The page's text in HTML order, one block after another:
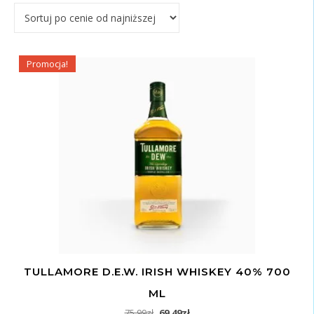
Promocja!
TULLAMORE D.E.W. IRISH WHISKEY 40% 700
ML